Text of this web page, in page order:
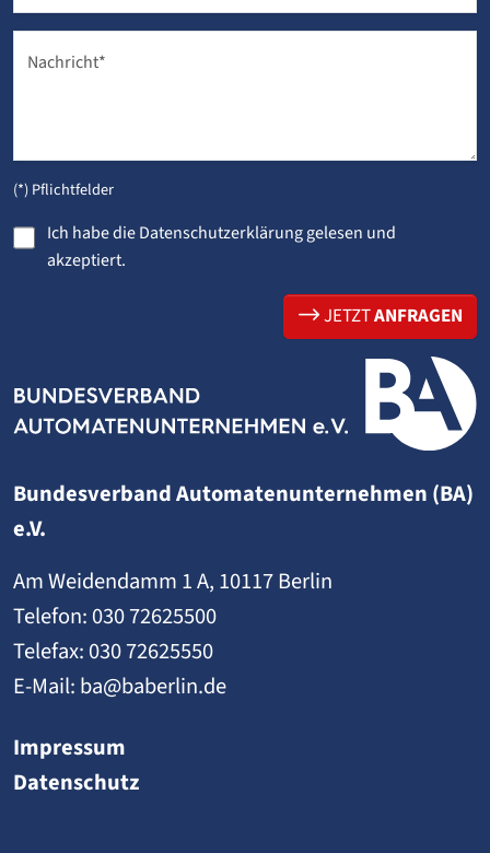
Nachricht*
(*) Pflichtfelder
Ich habe dieDatenschutzerklärunggelesen und
akzeptiert.
JETZTANFRAGEN
Bundesverband Automatenunternehmen (BA)
e.V.
Am Weidendamm 1 A, 10117 Berlin
Telefon: 030 72625500
Telefax: 030 72625550
E-Mail: ba@baberlin.de
Impressum
Datenschutz